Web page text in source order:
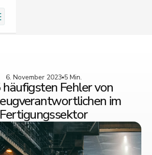
6. November 2023 5 Min.
häufigsten Fehler von
im
Fertigungssektor